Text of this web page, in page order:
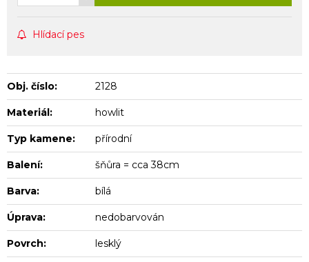
Hlídací pes
Obj. číslo: 2128
Materiál: howlit
Typ kamene: přírodní
Balení: šňůra = cca 38cm
Barva: bílá
Úprava: nedobarvován
Povrch: lesklý